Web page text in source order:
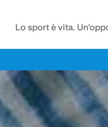
Lo sport è vita.